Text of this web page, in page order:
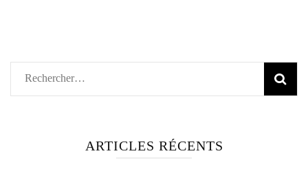
Rechercher :
ARTICLES RÉCENTS